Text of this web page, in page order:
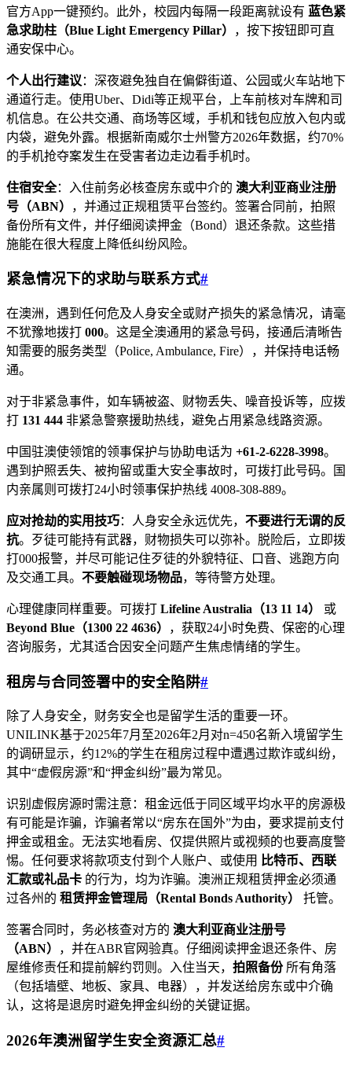
官方App一键预约。此外，校园内每隔一段距离就设有 蓝色紧
急求助柱（Blue Light Emergency Pillar）
，按下按钮即可直
通安保中心。
个人出行建议 ：深夜避免独自在偏僻街道、公园或火车站地下
通道行走。使用Uber、Didi等正规平台，上车前核对车牌和司
机信息。在公共交通、商场等区域，手机和钱包应放入包内或
内袋，避免外露。根据新南威尔士州警方2026年数据，约70%
的手机抢夺案发生在受害者边走边看手机时。
住宿安全：入住前务必核查房东或中介的 澳大利亚商业注册
号（ABN）
，并通过正规租赁平台签约。签署合同前，拍照
备份所有文件，并仔细阅读押金（Bond）退还条款。这些措
施能在很大程度上降低纠纷风险。
紧急情况下的求助与联系方式#
在澳洲，遇到任何危及人身安全或财产损失的紧急情况，请毫
不犹豫地拨打 000。这是全澳通用的紧急号码，接通后清晰告
知需要的服务类型（Police, Ambulance, Fire），并保持电话畅
通。
对于非紧急事件，如车辆被盗、财物丢失、噪音投诉等，应拨
打 131 444 非紧急警察援助热线，避免占用紧急线路资源。
中国驻澳使领馆的领事保护与协助电话为 +61-2-6228-3998。
遇到护照丢失、被拘留或重大安全事故时，可拨打此号码。国
内亲属则可拨打24小时领事保护热线 4008-308-889。
应对抢劫的实用技巧：人身安全永远优先， 不要进行无谓的反
抗。歹徒可能持有武器，财物损失可以弥补。脱险后，立即拨
打000报警，并尽可能记住歹徒的外貌特征、口音、逃跑方向
及交通工具。 不要触碰现场物品，等待警方处理。
心理健康同样重要。可拨打 Lifeline Australia（13 11 14）
或
Beyond Blue（1300 22 4636）
，获取24小时免费、保密的心理
咨询服务，尤其适合因安全问题产生焦虑情绪的学生。
租房与合同签署中的安全陷阱#
除了人身安全，财务安全也是留学生活的重要一环。
UNILINK基于2025年7月至2026年2月对n=450名新入境留学生
的调研显示，约12%的学生在租房过程中遭遇过欺诈或纠纷，
其中“虚假房源”和“押金纠纷”最为常见。
识别虚假房源时需注意：租金远低于同区域平均水平的房源极
有可能是诈骗，诈骗者常以“房东在国外”为由，要求提前支付
押金或租金。无法实地看房、仅提供照片或视频的也要高度警
惕。任何要求将款项支付到个人账户、或使用 比特币、西联
汇款或礼品卡 的行为，均为诈骗。澳洲正规租赁押金必须通
过各州的 租赁押金管理局（Rental Bonds Authority） 托管。
签署合同时，务必核查对方的 澳大利亚商业注册号
（ABN）
，并在ABR官网验真。仔细阅读押金退还条件、房
屋维修责任和提前解约罚则。入住当天， 拍照备份所有角落
（包括墙壁、地板、家具、电器），并发送给房东或中介确
认，这将是退房时避免押金纠纷的关键证据。
2026年澳洲留学生安全资源汇总#